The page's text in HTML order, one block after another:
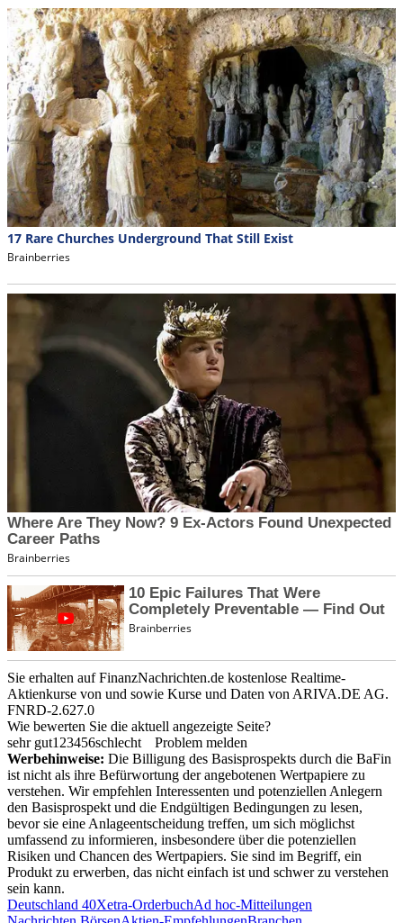
Sie erhalten auf FinanzNachrichten.de kostenlose Realtime-
Aktienkurse von und sowie Kurse und Daten von ARIVA.DE AG.
FNRD-2.627.0
Wie bewerten Sie die aktuell angezeigte Seite?
sehr gut1 23456schlecht
Problem melden
Werbehinweise: Die Billigung des Basisprospekts durch die BaFin
ist nicht als ihre Befürwortung der angebotenen Wertpapiere zu
verstehen. Wir empfehlen Interessenten und potenziellen Anlegern
den Basisprospekt und die Endgültigen Bedingungen zu lesen,
bevor sie eine Anlageentscheidung treffen, um sich möglichst
umfassend zu informieren, insbesondere über die potenziellen
Risiken und Chancen des Wertpapiers. Sie sind im Begriff, ein
Produkt zu erwerben, das nicht einfach ist und schwer zu verstehen
sein kann.
Deutschland 40Xetra-OrderbuchAd hoc-Mitteilungen